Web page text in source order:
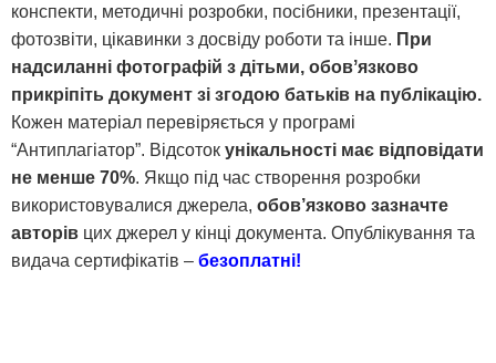
конспекти, методичні розробки, посібники, презентації,
фотозвіти, цікавинки з досвіду роботи та інше. При
надсиланні фотографій з дітьми, обовʼязково
прикріпіть документ зі згодою батьків на публікацію.
Кожен матеріал перевіряється у програмі
“Антиплагіатор”. Відсоток унікальності має відповідати
не менше 70%. Якщо під час створення розробки
використовувалися джерела, обов’язково зазначте
авторів цих джерел у кінці документа. Опублікування та
видача сертифікатів – безоплатні!